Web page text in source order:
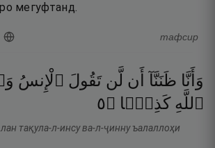
мегуфтанд.
тафсир
وَأَنَّا ظَنَنَّآ أَن لَّن تَقُولَ ٱلْإِنسُ
ٱللَّهِ كَذِبًۭا ۝٥
тақула-л-инсу ва-л-ҷинну ъалаллоҳи